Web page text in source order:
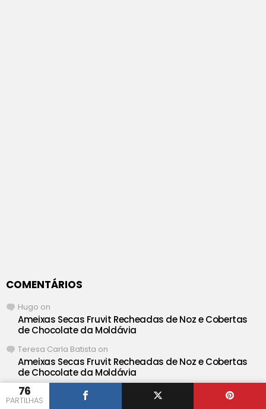
76
PARTILHAS
COMENTÁRIOS
Hugo on
Ameixas Secas Fruvit Recheadas de Noz e Cobertas
de Chocolate da Moldávia
Teresa Carla Batista on
Ameixas Secas Fruvit Recheadas de Noz e Cobertas
de Chocolate da Moldávia
Hugo
Salada Cremosa de Salmão e Delicias do Mar com